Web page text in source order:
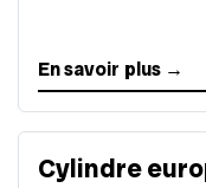
En savoir plus →
Cylindre